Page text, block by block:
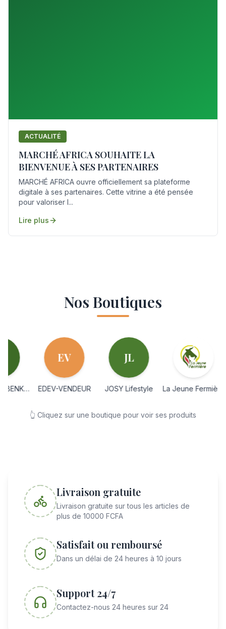
ACTUALITÉ
MARCHÉ AFRICA SOUHAITE LA
BIENVENUE À SES PARTENAIRES
MARCHÉ AFRICA ouvre officiellement sa plateforme
digitale à ses partenaires. Cette vitrine a été pensée
pour valoriser l...
Lire plus
Nos Boutiques
BOUTIQUE BENKADI FATI
EV
EDEV-VENDEUR
JL
JOSY Lifestyle La Jeune Fermière
👆 Cliquez sur une boutique pour voir ses produits
Livraison gratuite
Livraison gratuite sur tous les articles de
plus de 10000 FCFA
Satisfait ou remboursé
Dans un délai de 24 heures à 10 jours
Support 24/7
Contactez-nous 24 heures sur 24